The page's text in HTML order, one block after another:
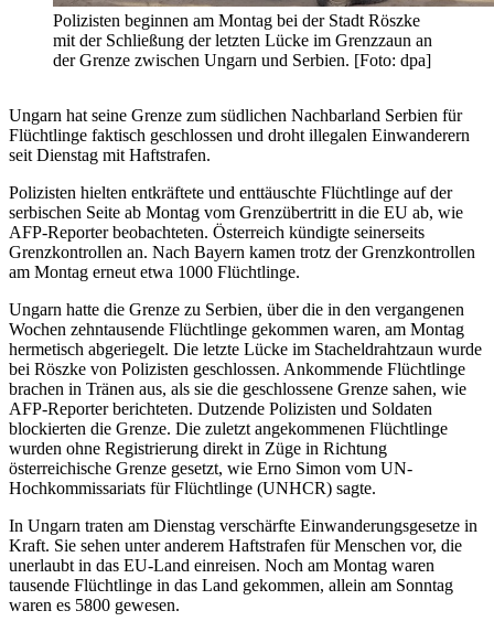
Polizisten beginnen am Montag bei der Stadt Röszke
mit der Schließung der letzten Lücke im Grenzzaun an
der Grenze zwischen Ungarn und Serbien. [Foto: dpa]
Ungarn hat seine Grenze zum südlichen Nachbarland Serbien für
Flüchtlinge faktisch geschlossen und droht illegalen Einwanderern
seit Dienstag mit Haftstrafen.
Polizisten hielten entkräftete und enttäuschte Flüchtlinge auf der
serbischen Seite ab Montag vom Grenzübertritt in die EU ab, wie
AFP-Reporter beobachteten. Österreich kündigte seinerseits
Grenzkontrollen an. Nach Bayern kamen trotz der Grenzkontrollen
am Montag erneut etwa 1000 Flüchtlinge.
Ungarn hatte die Grenze zu Serbien, über die in den vergangenen
Wochen zehntausende Flüchtlinge gekommen waren, am Montag
hermetisch abgeriegelt. Die letzte Lücke im Stacheldrahtzaun wurde
bei Röszke von Polizisten geschlossen. Ankommende Flüchtlinge
brachen in Tränen aus, als sie die geschlossene Grenze sahen, wie
AFP-Reporter berichteten. Dutzende Polizisten und Soldaten
blockierten die Grenze. Die zuletzt angekommenen Flüchtlinge
wurden ohne Registrierung direkt in Züge in Richtung
österreichische Grenze gesetzt, wie Erno Simon vom UN-
Hochkommissariats für Flüchtlinge (UNHCR) sagte.
In Ungarn traten am Dienstag verschärfte Einwanderungsgesetze in
Kraft. Sie sehen unter anderem Haftstrafen für Menschen vor, die
unerlaubt in das EU-Land einreisen. Noch am Montag waren
tausende Flüchtlinge in das Land gekommen, allein am Sonntag
waren es 5800 gewesen.